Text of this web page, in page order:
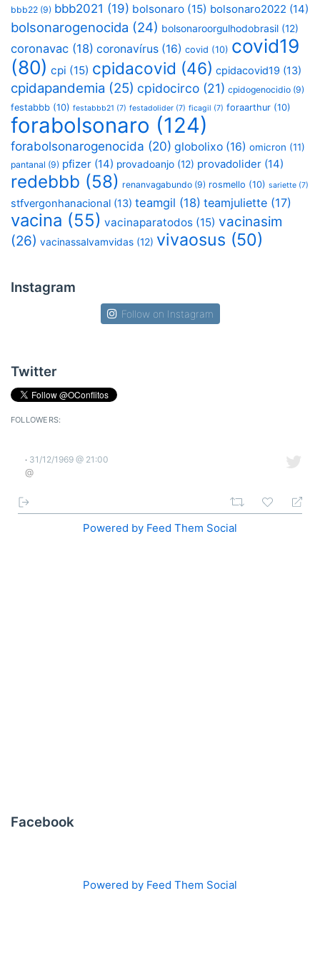
bbb22 (9) bbb2021 (19) bolsonaro (15) bolsonaro2022 (14)
bolsonarogenocida (24) bolsonaroorgulhodobrasil (12)
coronavac (18) coronavírus (16) covid (10) covid19
(80) cpi (15) cpidacovid (46) cpidacovid19 (13)
cpidapandemia (25) cpidocirco (21) cpidogenocidio (9)
festabbb (10) festabbb21 (7) festadolider (7) ficagil (7) foraarthur (10)
forabolsonaro (124)
forabolsonarogenocida (20) globolixo (16) omicron (11)
pantanal (9) pfizer (14) provadoanjo (12) provadolider (14)
redebbb (58) renanvagabundo (9) rosmello (10) sariette (7)
stfvergonhanacional (13) teamgil (18) teamjuliette (17)
vacina (55) vacinaparatodos (15) vacinasim
(26) vacinassalvamvidas (12) vivaosus (50)
Instagram
Follow on Instagram
Twitter
FOLLOWERS:
· 31/12/1969 @ 21:00
@
Powered by Feed Them Social
Facebook
Powered by Feed Them Social